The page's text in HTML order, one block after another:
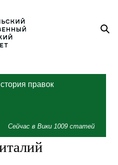
правок
Сейчас в Вики 1009 статей